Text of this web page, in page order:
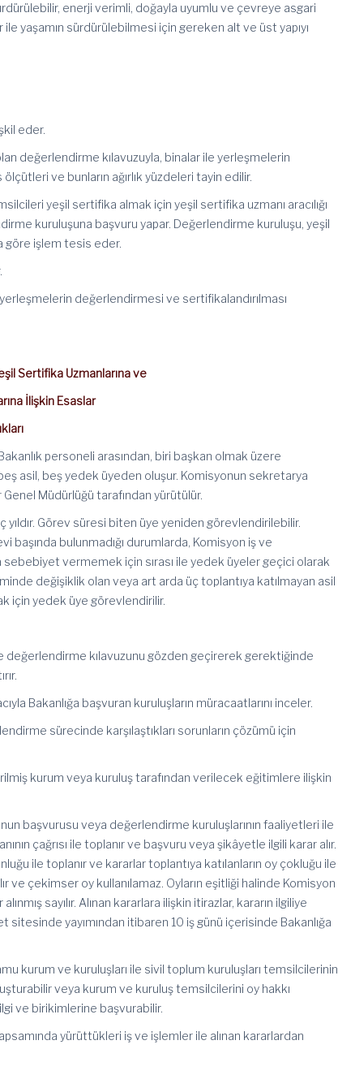
enerji verimli, doğayla uyumlu ve çevreye asgari
yaşamın sürdürülebilmesi için gereken alt ve üst yapıyı
eder.
değerlendirme kılavuzuyla, binalar ile yerleşmelerin
ve bunların ağırlık yüzdeleri tayin edilir.
yeşil sertifika almak için yeşil sertifika uzmanı aracılığı
kuruluşuna başvuru yapar. Değerlendirme kuruluşu, yeşil
göre işlem tesis eder.
değerlendirmesi ve sertifikalandırılması
Sertifika Uzmanlarına ve
İlişkin Esaslar
personeli arasından, biri başkan olmak üzere
asil, beş yedek üyeden oluşur. Komisyonun sekretarya
Müdürlüğü tarafından yürütülür.
yıldır. Görev süresi biten üye yeniden görevlendirilebilir.
başında bulunmadığı durumlarda, Komisyon iş ve
vermemek için sırası ile yedek üyeler geçici olarak
değişiklik olan veya art arda üç toplantıya katılmayan asil
için yedek üye görevlendirilir.
değerlendirme kılavuzunu gözden geçirerek gerektiğinde
Bakanlığa başvuran kuruluşların müracaatlarını inceler.
sürecinde karşılaştıkları sorunların çözümü için
kurum veya kuruluş tarafından verilecek eğitimlere ilişkin
başvurusu veya değerlendirme kuruluşlarının faaliyetleri ile
çağrısı ile toplanır ve başvuru veya şikâyetle ilgili karar alır.
ile toplanır ve kararlar toplantıya katılanların oy çokluğu ile
ve çekimser oy kullanılamaz. Oyların eşitliği halinde Komisyon
sayılır. Alınan kararlara ilişkin itirazlar, kararın ilgiliye
sitesinde yayımından itibaren 10 iş günü içerisinde Bakanlığa
kurum ve kuruluşları ile sivil toplum kuruluşları temsilcilerinin
veya kurum ve kuruluş temsilcilerini oy hakkı
ve birikimlerine başvurabilir.
yürüttükleri iş ve işlemler ile alınan kararlardan